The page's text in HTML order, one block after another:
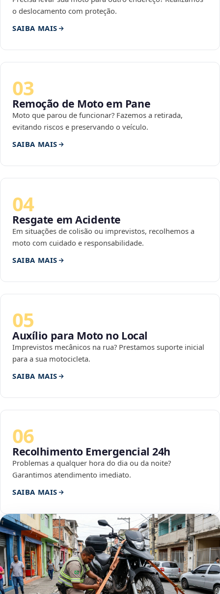
o deslocamento com proteção.
SAIBA MAIS
03
Remoção de Moto em Pane
Moto que parou de funcionar? Fazemos a retirada,
evitando riscos e preservando o veículo.
SAIBA MAIS
04
Resgate em Acidente
Em situações de colisão ou imprevistos, recolhemos a
moto com cuidado e responsabilidade.
SAIBA MAIS
05
Auxílio para Moto no Local
Imprevistos mecânicos na rua? Prestamos suporte inicial
para a sua motocicleta.
SAIBA MAIS
06
Recolhimento Emergencial 24h
Problemas a qualquer hora do dia ou da noite?
Garantimos atendimento imediato.
SAIBA MAIS